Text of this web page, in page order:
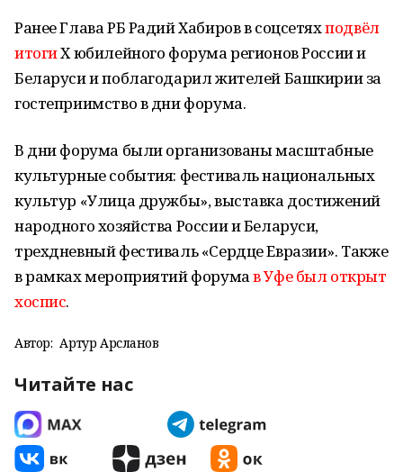
Ранее Глава РБ Радий Хабиров в соцсетяхподвёл
итогиХ юбилейного форума регионов России и
Беларуси и поблагодарил жителей Башкирии за
гостеприимство в дни форума.
В дни форума были организованы масштабные
культурные события: фестиваль национальных
культур «Улица дружбы», выставка достижений
народного хозяйства России и Беларуси,
трехдневный фестиваль «Сердце Евразии». Также
в рамках мероприятий форумав Уфе был открыт
хоспис.
Автор: Артур Арсланов
Читайте нас